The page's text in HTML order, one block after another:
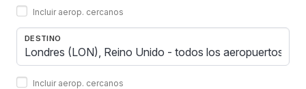
Incluir aerop. cercanos
DESTINO
Incluir aerop. cercanos